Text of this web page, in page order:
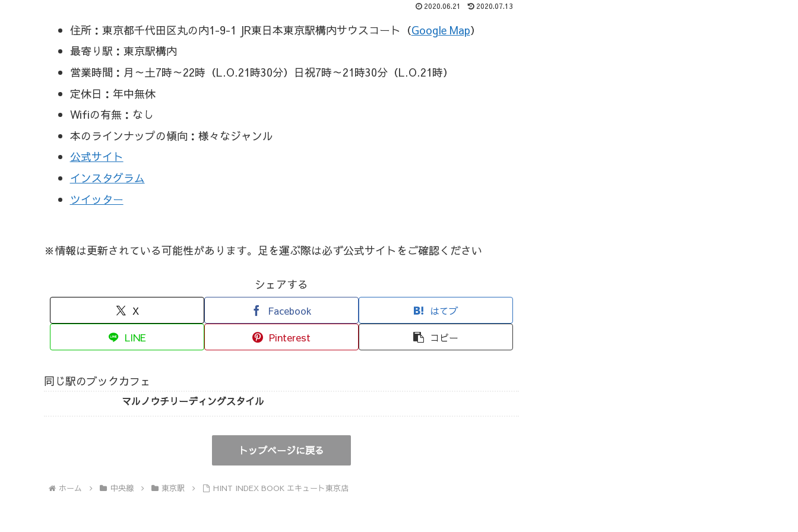
2020.06.21 2020.07.13
住所：東京都千代田区丸の内1-9-1 JR東日本東京駅構内サウスコート（Google Map）
最寄り駅：東京駅構内
営業時間：月～土7時～22時（L.O.21時30分）日祝7時～21時30分（L.O.21時）
定休日：年中無休
Wifiの有無：なし
本のラインナップの傾向：様々なジャンル
公式サイト
インスタグラム
ツイッター
※情報は更新されている可能性があります。足を運ぶ際は必ず公式サイトをご確認ください
シェアする
X Facebook はてブ
LINE Pinterest コピー
同じ駅のブックカフェ
マルノウチリーディングスタイル
トップページに戻る
ホーム 中央線 東京駅 HINT INDEX BOOK エキュート東京店